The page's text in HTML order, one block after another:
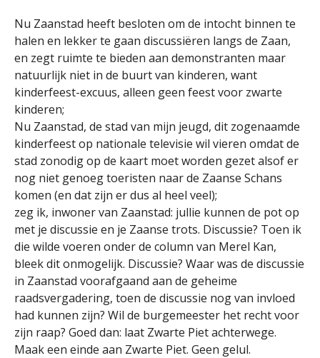
Nu Zaanstad heeft besloten om de intocht binnen te
halen en lekker te gaan discussiëren langs de Zaan,
en zegt ruimte te bieden aan demonstranten maar
natuurlijk niet in de buurt van kinderen, want
kinderfeest-excuus, alleen geen feest voor zwarte
kinderen;
Nu Zaanstad, de stad van mijn jeugd, dit zogenaamde
kinderfeest op nationale televisie wil vieren omdat de
stad zonodig op de kaart moet worden gezet alsof er
nog niet genoeg toeristen naar de Zaanse Schans
komen (en dat zijn er dus al heel veel);
zeg ik, inwoner van Zaanstad: jullie kunnen de pot op
met je discussie en je Zaanse trots. Discussie? Toen ik
die wilde voeren onder de column van Merel Kan,
bleek dit onmogelijk. Discussie? Waar was de discussie
in Zaanstad voorafgaand aan de geheime
raadsvergadering, toen de discussie nog van invloed
had kunnen zijn? Wil de burgemeester het recht voor
zijn raap? Goed dan: laat Zwarte Piet achterwege.
Maak een einde aan Zwarte Piet. Geen gelul.